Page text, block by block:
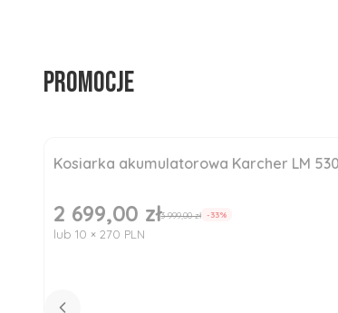
Promocje
Okazja
Kosiarka akumulatorowa Karcher LM
Cena promocyjna
2 699,00 zł3 999,00 zł -33%
lub 10 × 270 PLN